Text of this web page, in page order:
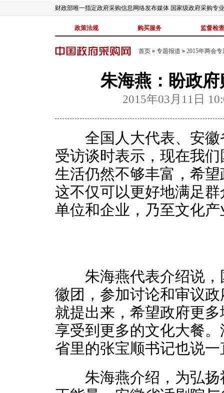
财政部唯一指定政府采购信息网络发布媒体 国家级政府采购专
政策法规 购买服务 监督检查
首页 » 专题报道 » 2015年两会专
朱海燕：盼政
2015年03月11日
全国人大代表、安徽
受访谈时表示，现在我
生活仍然不够丰富，希
这不仅可以更好地满足
单位和企业，乃至文化
朱海燕代表介绍说，
徽团，参加讨论和审议
就提出来，希望政府更
享受到更多的文化大餐
省里的张宝顺书记也说一
朱海燕介绍，为弘扬